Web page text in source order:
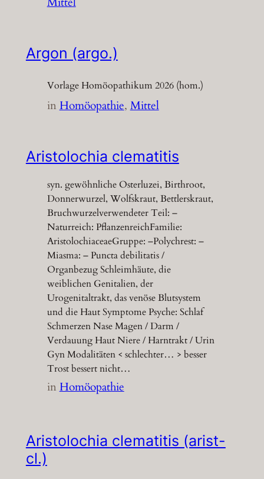
Argon (argo.)
Vorlage Homöopathikum 2026 (hom.)
inHomöopathie, Mittel
Aristolochia clematitis
syn. gewöhnliche Osterluzei, Birthroot,
Donnerwurzel, Wolfskraut, Bettlerskraut,
Bruchwurzelverwendeter Teil: –
Naturreich: PflanzenreichFamilie:
AristolochiaceaeGruppe: –Polychrest: –
Miasma: – Puncta debilitatis /
Organbezug Schleimhäute, die
weiblichen Genitalien, der
Urogenitaltrakt, das venöse Blutsystem
und die Haut Symptome Psyche: Schlaf
Schmerzen Nase Magen / Darm /
Verdauung Haut Niere / Harntrakt / Urin
Gyn Modalitäten < schlechter… > besser
Trost bessert nicht…
inHomöopathie
Aristolochia clematitis (arist-
cl.)